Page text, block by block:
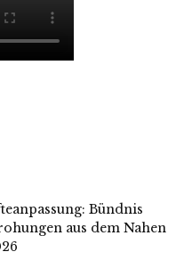
Bündnis
aus dem Nahen